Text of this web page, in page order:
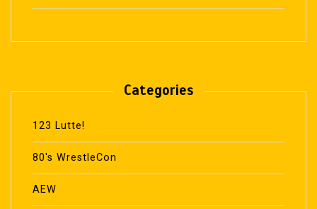
Categories
123 Lutte!
80's WrestleCon
AEW